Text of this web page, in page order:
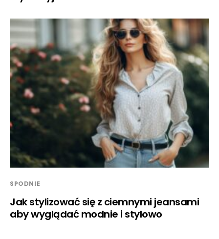
SPODNIE
Jak stylizować się z ciemnymi jeansami
aby wyglądać modnie i stylowo